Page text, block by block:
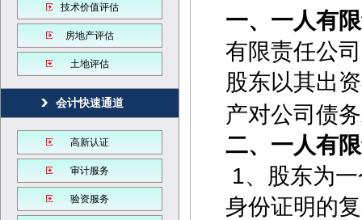
技术价值评估
房地产评估
土地评估
会计快速通道
高新认证
审计服务
验资服务
一、一人有
有限责任公
股东以其出
产对公司债
二、一人有
1、股东为
身份证明的